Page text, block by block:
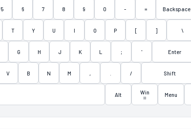
5 6 7 8 9 0 - = Backspace
T Y U I O P [ ] \
G H J K L ; ' Enter
V B N M / Shift
Alt Win
⊞ Menu